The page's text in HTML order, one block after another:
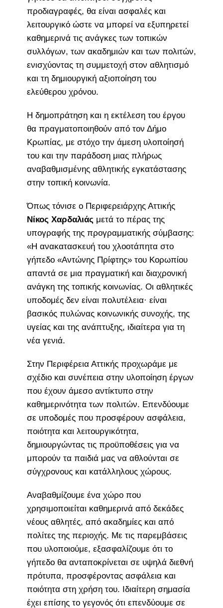
προδιαγραφές, θα είναι ασφαλές και
λειτουργικό ώστε να μπορεί να εξυπηρετεί
καθημερινά τις ανάγκες των τοπικών
συλλόγων, των ακαδημιών και των πολιτών,
ενισχύοντας τη συμμετοχή στον αθλητισμό
και τη δημιουργική αξιοποίηση του
ελεύθερου χρόνου.
Η δημοπράτηση και η εκτέλεση του έργου
θα πραγματοποιηθούν από τον Δήμο
Κρωπίας, με στόχο την άμεση υλοποίησή
του και την παράδοση μιας πλήρως
αναβαθμισμένης αθλητικής εγκατάστασης
στην τοπική κοινωνία.
Όπως τόνισε ο Περιφερειάρχης Αττικής
Νίκος Χαρδαλιάς μετά το πέρας της
υπογραφής της προγραμματικής σύμβασης:
«Η ανακατασκευή του χλοοτάπητα στο
γήπεδο «Αντώνης Πρίφτης» του Κορωπίου
απαντά σε μια πραγματική και διαχρονική
ανάγκη της τοπικής κοινωνίας. Οι αθλητικές
υποδομές δεν είναι πολυτέλεια· είναι
βασικός πυλώνας κοινωνικής συνοχής, της
υγείας και της ανάπτυξης, ιδιαίτερα για τη
νέα γενιά.
Στην Περιφέρεια Αττικής προχωράμε με
σχέδιο και συνέπεια στην υλοποίηση έργων
που έχουν άμεσο αντίκτυπο στην
καθημερινότητα των πολιτών. Επενδύουμε
σε υποδομές που προσφέρουν ασφάλεια,
ποιότητα και λειτουργικότητα,
δημιουργώντας τις προϋποθέσεις για να
μπορούν τα παιδιά μας να αθλούνται σε
σύγχρονους και κατάλληλους χώρους.
Αναβαθμίζουμε ένα χώρο που
χρησιμοποιείται καθημερινά από δεκάδες
νέους αθλητές, από ακαδημίες και από
πολίτες της περιοχής. Με τις παρεμβάσεις
που υλοποιούμε, εξασφαλίζουμε ότι το
γήπεδο θα ανταποκρίνεται σε υψηλά διεθνή
πρότυπα, προσφέροντας ασφάλεια και
ποιότητα στη χρήση του. Ιδιαίτερη σημασία
έχει επίσης το γεγονός ότι επενδύουμε σε